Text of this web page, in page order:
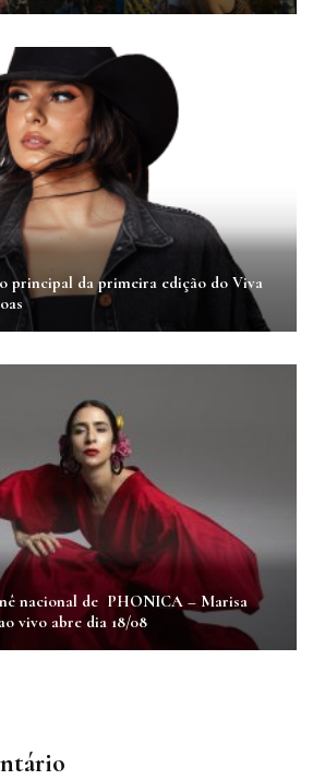
principal da primeira edição do Viva
nacional de PHONICA – Marisa
vivo abre dia 18/08